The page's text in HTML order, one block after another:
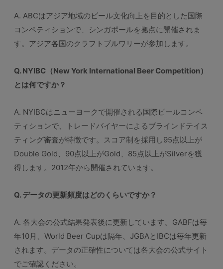
A. ABCはアジア地域のビール文化向上を目的とした国際
コンペティションで、シンガポールを拠点に開催されま
す。アジア各国のクラフトブルワリーが参加します。
Q. NYIBC（New York International Beer Competition）
とは何ですか？
A. NYIBCはニューヨークで開催される国際ビールコンペ
ティションで、トレードバイヤーによるブラインドテイス
ティング審査が特徴です。スコア制を採用し95点以上が
Double Gold、90点以上がGold、85点以上がSilverを獲
得します。2012年から開催されています。
Q. データの更新頻度はどのくらいですか？
A. 各大会の公式結果発表後に更新しています。GABFは毎
年10月、World Beer Cupは隔年、JGBAとIBCは毎年更新
されます。データの正確性については各大会の公式サイト
でご確認ください。